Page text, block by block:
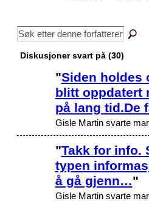
Diskusjoner svart på (30)
"Siden holdes
blitt oppdatert
på lang tid.De
Gisle Martin svarte
"Takk for info.
typen
å gå gjenn…"
Gisle Martin svarte